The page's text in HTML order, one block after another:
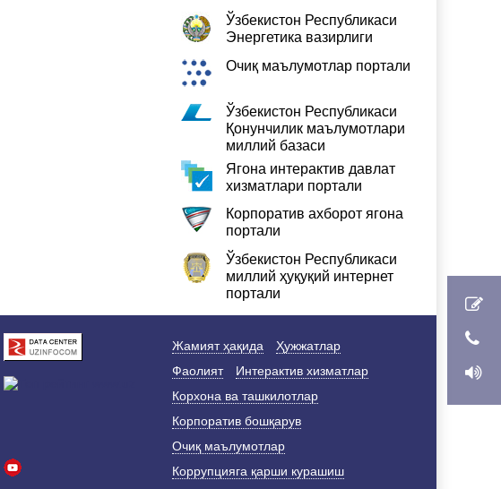
Ўзбекистон Республикаси
Энергетика вазирлиги
Очиқ маълумотлар портали
Ўзбекистон Республикаси
Қонунчилик маълумотлари
миллий базаси
Ягона интерактив давлат
хизматлари портали
Корпоратив ахборот ягона
портали
Ўзбекистон Республикаси
миллий ҳуқуқий интернет
портали
Жамият ҳақида
Ҳужжатлар
Фаолият
Интерактив хизматлар
Корхона ва ташкилотлар
Корпоратив бошқарув
Очиқ маълумотлар
Коррупцияга қарши курашиш